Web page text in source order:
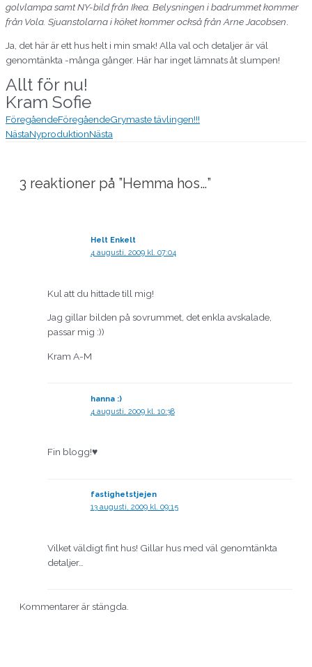
golvlampa samt NY-bild från Ikea. Belysningen i badrummet kommer
från Vola. Sjuanstolarna i köket kommer också från Arne Jacobsen
Ja, det här är ett hus helt i min smak! Alla val och detaljer är väl
genomtänkta -många gånger. Här har inget lämnats åt slumpen!
Allt för nu!
Kram Sofie
FöregåendeFöregåendeGrymaste tävlingen!!!
NästaNyproduktionNästa
3 reaktioner på ”Hemma hos…”
Helt Enkelt
4 augusti, 2009 kl. 07:04
Kul att du hittade till mig!
Jag gillar bilden på sovrummet, det enkla avskalade,
passar mig :))
Kram A-M
hanna :)
4 augusti, 2009 kl. 10:38
Fin blogg!♥
fastighetstjejen
13 augusti, 2009 kl. 09:15
Vilket väldigt fint hus! Gillar hus med väl genomtänkta
detaljer…
Kommentarer är stängda.